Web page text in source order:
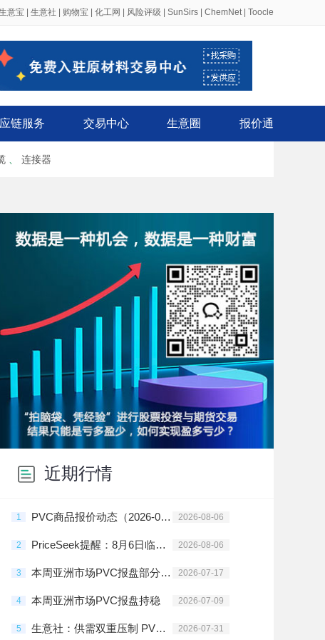
意宝 生意社 购物宝 化工网 风险评级 SunSirs ChemNet| Toocle
链服务 交易中心 生意圈 报价通
连接器
近期行情
1 PVC商品报价动态（2026-08-06） 2026-08-06
2 PriceSeek提醒：8月6日临沂PVC市场行情企稳回升 2026-08-06
3 本周亚洲市场PVC报盘部分地区上调 2026-07-17
4 本周亚洲市场PVC报盘持稳 2026-07-09
5 生意社：供需双重压制 PVC行情震荡走跌 2026-07-31